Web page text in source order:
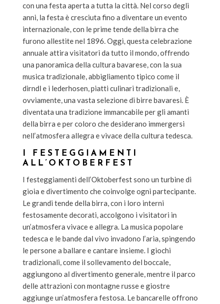
con una festa aperta a tutta la città. Nel corso degli
anni, la festa è cresciuta fino a diventare un evento
internazionale, con le prime tende della birra che
furono allestite nel 1896. Oggi, questa celebrazione
annuale attira visitatori da tutto il mondo, offrendo
una panoramica della cultura bavarese, con la sua
musica tradizionale, abbigliamento tipico come il
dirndl e i lederhosen, piatti culinari tradizionali e,
ovviamente, una vasta selezione di birre bavaresi. È
diventata una tradizione immancabile per gli amanti
della birra e per coloro che desiderano immergersi
nell’atmosfera allegra e vivace della cultura tedesca.
I FESTEGGIAMENTI
ALL’OKTOBERFEST
I festeggiamenti dell’Oktoberfest sono un turbine di
gioia e divertimento che coinvolge ogni partecipante.
Le grandi tende della birra, con i loro interni
festosamente decorati, accolgono i visitatori in
un’atmosfera vivace e allegra. La musica popolare
tedesca e le bande dal vivo invadono l’aria, spingendo
le persone a ballare e cantare insieme. I giochi
tradizionali, come il sollevamento del boccale,
aggiungono al divertimento generale, mentre il parco
delle attrazioni con montagne russe e giostre
aggiunge un’atmosfera festosa. Le bancarelle offrono